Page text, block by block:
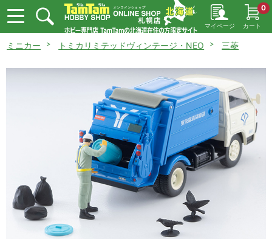
マイページ カート
0
ミニカー トミカリミテッドヴィンテージ・NEO 三菱